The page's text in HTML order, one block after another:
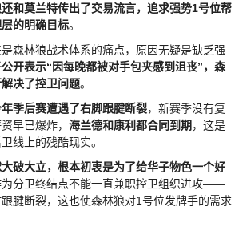
还和莫兰特传出了交易流言，追求强势1号位帮
的明确目标。
林狼战术体系的痛点，原因无疑是缺乏强
开表示“因每晚都被对手包夹感到沮丧”，森
决了控卫问题。
季后赛遭遇了右脚跟腱断裂，新赛季没有复
早已爆炸， 海兰德和康利都合同到期 ，这是
线上的残酷现实。
破大立，根本初衷是为了给华子物色一个好
为分卫终结点不能一直兼职控卫组织进攻——
腱断裂，这也使森林狼对1号位发牌手的需求